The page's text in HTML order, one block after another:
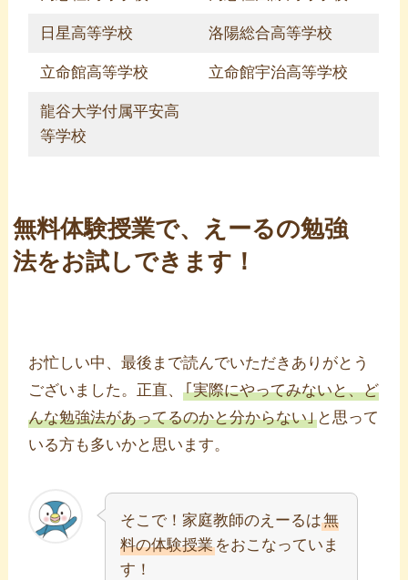
日星高等学校 洛陽総合高等学校
立命館高等学校 立命館宇治高等学校
龍谷大学付属平安高
等学校
無料体験授業で、えーるの勉強
法をお試しできます！
お忙しい中、最後まで読んでいただきありがとう
ございました。正直、｢実際にやってみないと、ど
んな勉強法があってるのかと分からない｣ と思って
いる方も多いかと思います。
そこで！家庭教師のえーるは無
料の体験授業をおこなっていま
す！